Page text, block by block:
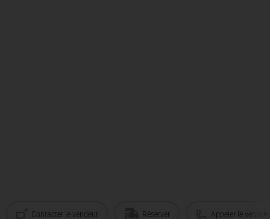
Contacter le vendeur Réserver Appeler le vendeur